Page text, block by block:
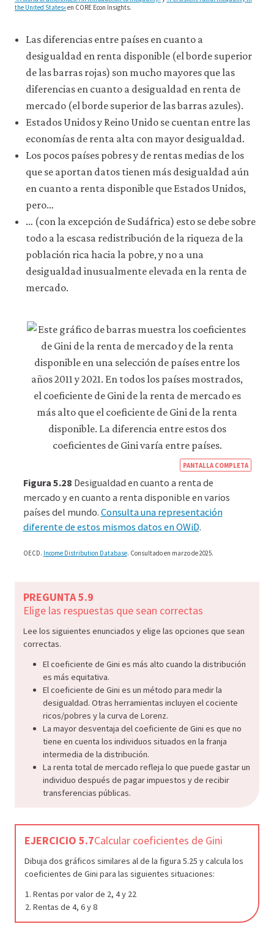
the United States»en CORE Econ Insights.
Las diferencias entre países en cuanto a
desigualdad en renta disponible (el borde superior
de las barras rojas) son mucho mayores que las
diferencias en cuanto a desigualdad en renta de
mercado (el borde superior de las barras azules).
Estados Unidos y Reino Unido se cuentan entre las
economías de renta alta con mayor desigualdad.
Los pocos países pobres y de rentas medias de los
que se aportan datos tienen más desigualdad aún
en cuanto a renta disponible que Estados Unidos,
pero…
… (con la excepción de Sudáfrica) esto se debe sobre
todo a la escasa redistribución de la riqueza de la
población rica hacia la pobre, y no a una
desigualdad inusualmente elevada en la renta de
mercado.
PANTALLA COMPLETA
Figura 5.28 Desigualdad en cuanto a renta de
mercado y en cuanto a renta disponible en varios
países del mundo. Consulta una representación
diferente de estos mismos datos en OWiD.
OECD. Income Distribution Database. Consultado en marzo de 2025.
PREGUNTA 5.9
Elige las respuestas que sean correctas
Lee los siguientes enunciados y elige las opciones que sean
correctas.
El coeficiente de Gini es más alto cuando la distribución
es más equitativa.
El coeficiente de Gini es un método para medir la
desigualdad. Otras herramientas incluyen el cociente
ricos/pobres y la curva de Lorenz.
La mayor desventaja del coeficiente de Gini es que no
tiene en cuenta los individuos situados en la franja
intermedia de la distribución.
La renta total de mercado refleja lo que puede gastar un
individuo después de pagar impuestos y de recibir
transferencias públicas.
EJERCICIO 5.7Calcular coeficientes de Gini
Dibuja dos gráficos similares al de la figura 5.25 y calcula los
coeficientes de Gini para las siguientes situaciones:
Rentas por valor de 2, 4 y 22
Rentas de 4, 6 y 8